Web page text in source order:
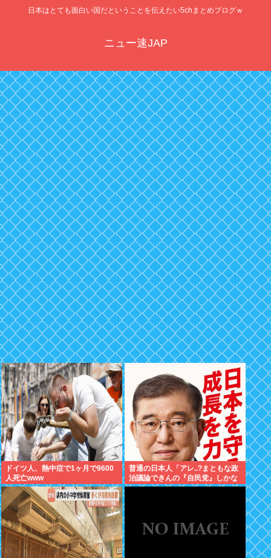
日本はとても面白い国だということを伝えたい5chまとめブログｗ
ニュー速JAP
ドイツ人、熱中症で1ヶ月で9600
人死亡www
普通の日本人「アレ..?まともな政
治議論できんの『自民党』しかな
くね？左って下品な言葉しか使え